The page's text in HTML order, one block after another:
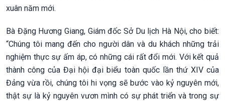
xuân năm mới.
Bà Đặng Hương Giang, Giám đốc Sở Du lịch Hà Nội, cho biết:
“Chúng tôi mang đến cho người dân và du khách những trải
nghiệm thực sự ấm áp, có những cái rất đổi mới. Với kết quả
thành công của Đại hội đại biểu toàn quốc lần thứ XIV của
Đảng vừa rồi, chúng tôi hi vọng sẽ bước vào kỷ nguyên mới,
thật sự là kỷ nguyên vươn mình có sự phát triển và trong sự